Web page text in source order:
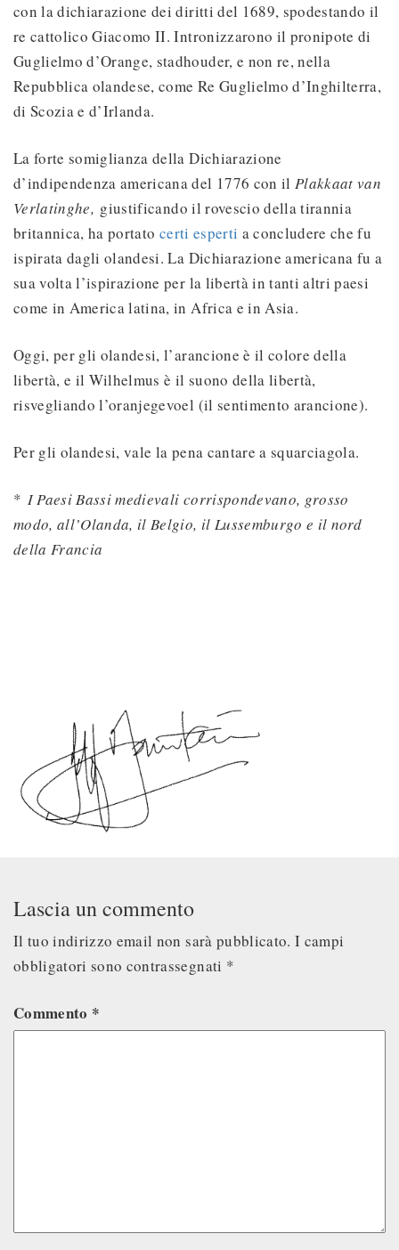
con la dichiarazione dei diritti del 1689, spodestando il
re cattolico Giacomo II. Intronizzarono il pronipote di
Guglielmo d’Orange, stadhouder, e non re, nella
Repubblica olandese, come Re Guglielmo d’Inghilterra,
di Scozia e d’Irlanda.
La forte somiglianza della Dichiarazione
d’indipendenza americana del 1776 con il Plakkaat van
Verlatinghe, giustificando il rovescio della tirannia
britannica, ha portato certi esperti a concludere che fu
ispirata dagli olandesi. La Dichiarazione americana fu a
sua volta l’ispirazione per la libertà in tanti altri paesi
come in America latina, in Africa e in Asia.
Oggi, per gli olandesi, l’arancione è il colore della
libertà, e il Wilhelmus è il suono della libertà,
risvegliando l’oranjegevoel (il sentimento arancione).
Per gli olandesi, vale la pena cantare a squarciagola.
* I Paesi Bassi medievali corrispondevano, grosso
modo, all’Olanda, il Belgio, il Lussemburgo e il nord
della Francia
Lascia un commento
Il tuo indirizzo email non sarà pubblicato. I campi
obbligatori sono contrassegnati *
Commento *